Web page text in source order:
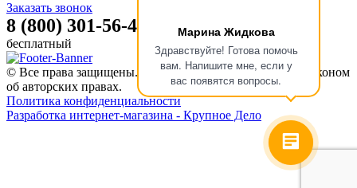
Марина Жидкова
Здравствуйте! Готова помочь
вам. Напишите мне, если у
вас появятся вопросы.
Заказать звонок
8 (800) 301-56-47
бесплатный
© Все права защищены. Информация сайта защищена законом
об авторских правах.
Политика конфиденциальности
Разработка интернет-магазина - Крупное Дело